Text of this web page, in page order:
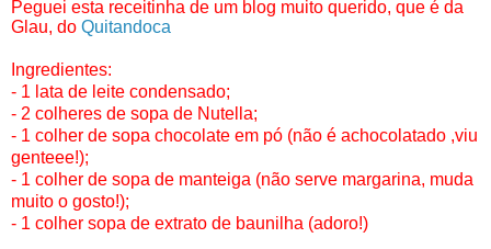
Peguei esta receitinha de um blog muito querido, que é da
Glau, do Quitandoca
Ingredientes:
- 1 lata de leite condensado;
- 2 colheres de sopa de Nutella;
- 1 colher de sopa chocolate em pó (não é achocolatado ,viu
genteee!);
- 1 colher de sopa de manteiga (não serve margarina, muda
muito o gosto!);
- 1 colher sopa de extrato de baunilha (adoro!)